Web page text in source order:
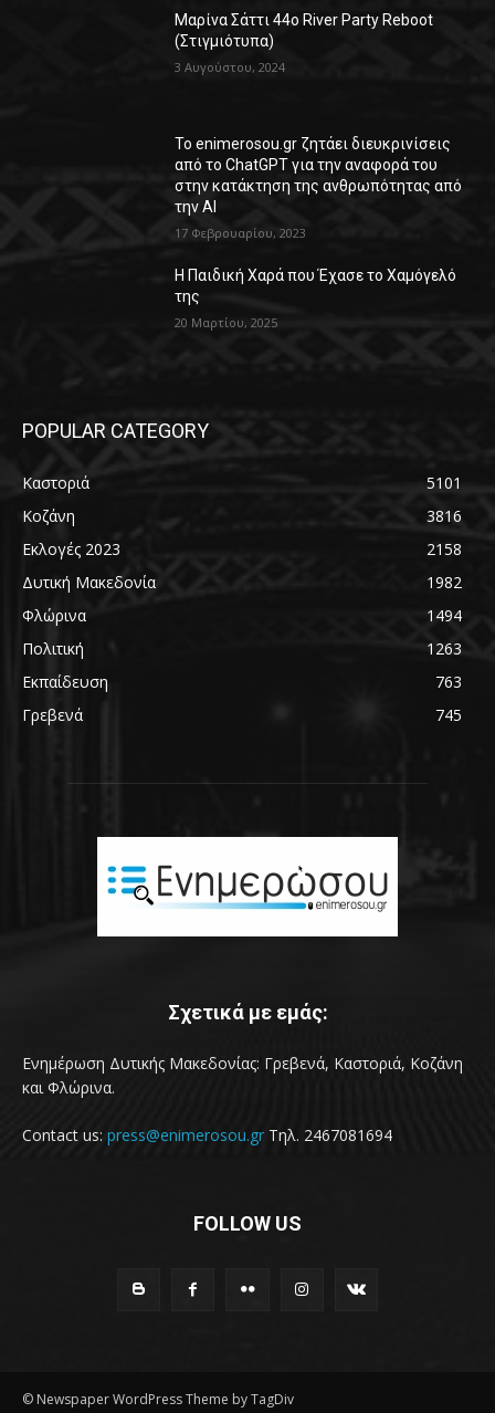
Μαρίνα Σάττι 44o River Party Reboot
(Στιγμιότυπα)
3 Αυγούστου, 2024
Το enimerosou.gr ζητάει διευκρινίσεις
από το ChatGPT για την αναφορά του
στην κατάκτηση της ανθρωπότητας από
την AI
17 Φεβρουαρίου, 2023
Η Παιδική Χαρά που Έχασε το Χαμόγελό
της
20 Μαρτίου, 2025
POPULAR CATEGORY
Καστοριά
5101
Κοζάνη
3816
Εκλογές 2023
2158
Δυτική Μακεδονία
1982
Φλώρινα
1494
Πολιτική
1263
Εκπαίδευση
763
Γρεβενά
745
Σχετικά με εμάς:
Ενημέρωση Δυτικής Μακεδονίας: Γρεβενά, Καστοριά, Κοζάνη
και Φλώρινα.
Contact us: press@enimerosou.gr Τηλ. 2467081694
FOLLOW US
© Newspaper WordPress Theme by TagDiv